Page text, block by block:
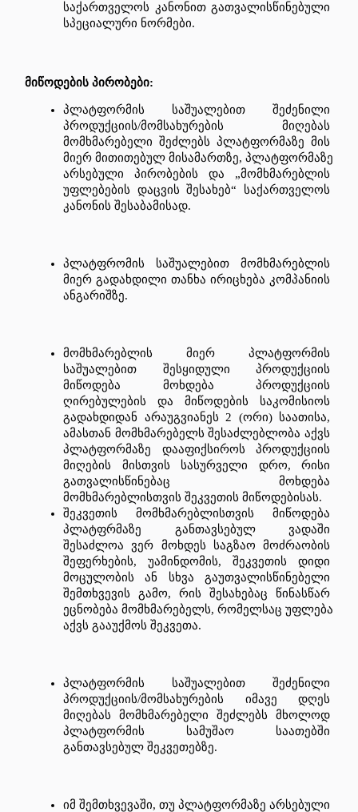
საქართველოს კანონით გათვალისწინებული
სპეციალური ნორმები.
მიწოდების პირობები:
პლატფორმის საშუალებით
შეძენილი
პროდუქციის/მომსახურების
მიღებას
მომხმარებელი შეძლებს პლატფორმაზე მის
მიერ მითითებულ მისამართზე, პლატფორმაზე
არსებული
პირობების და „მომხმარებლის
უფლებების
დაცვის შესახებ“ საქართველოს
კანონის შესაბამისად.
პლატფრომის საშუალებით
მომხმარებლის
მიერ გადახდილი თანხა ირიცხება კომპანიის
ანგარიშზე.
მომხმარებლის მიერ
პლატფორმის
საშუალებით
შესყიდული
პროდუქციის
მიწოდება
მოხდება
პროდუქციის
ღირებულების
და მიწოდების
საკომისიოს
გადახდიდან
არაუგვიანეს 2 (ორი) საათისა
ამასთან მომხმარებელს შესაძლებლობა აქვს
პლატფორმაზე
დააფიქსიროს
პროდუქციის
მიღების
მისთვის სასურველი დრო, რისი
გათვალისწინებაც
მოხდება
მომხმარებლისთვის შეკვეთის მიწოდებისას.
შეკვეთის
მომხმარებლისთვის
მიწოდება
პლატფრმაზე
განთავსებულ
ვადაში
შესაძლოა
ვერ მოხდეს საგზაო
მოძრაობის
შეფერხების, უამინდომის, შეკვეთის
დიდი
მოცულობის
ან სხვა
გაუთვალისწინებელი
შემთხვევის
გამო, რის შესახებაც
წინასწარ
ეცნობება მომხმარებელს, რომელსაც უფლება
აქვს გააუქმოს შეკვეთა.
პლატფორმის საშუალებით
შეძენილი
პროდუქციის/მომსახურების იმავე
დღეს
მიღებას
მომხმარებელი შეძლებს
მხოლოდ
პლატფორმის
სამუშაო
საათებში
განთავსებულ შეკვეთებზე.
იმ შემთხვევაში, თუ პლატფორმაზე არსებული